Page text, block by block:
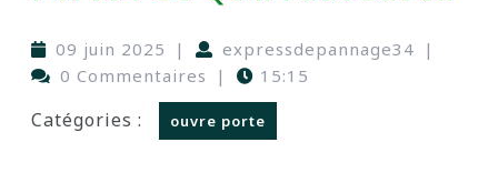
09 juin 2025 | expressdepannage34 |
0 Commentaires
| 15:15
Catégories : ouvre porte